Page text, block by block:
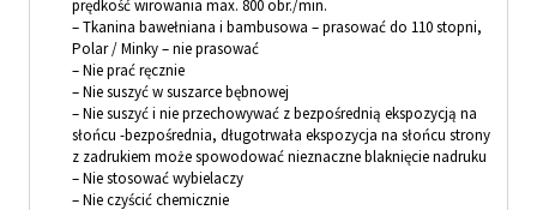
prędkość wirowania max. 800 obr./min.
– Tkanina bawełniana i bambusowa – prasować do 110 stopni,
Polar / Minky – nie prasować
– Nie prać ręcznie
– Nie suszyć w suszarce bębnowej
– Nie suszyć i nie przechowywać z bezpośrednią ekspozycją na
słońcu -bezpośrednia, długotrwała ekspozycja na słońcu strony
z zadrukiem może spowodować nieznaczne blaknięcie nadruku
– Nie stosować wybielaczy
– Nie czyścić chemicznie